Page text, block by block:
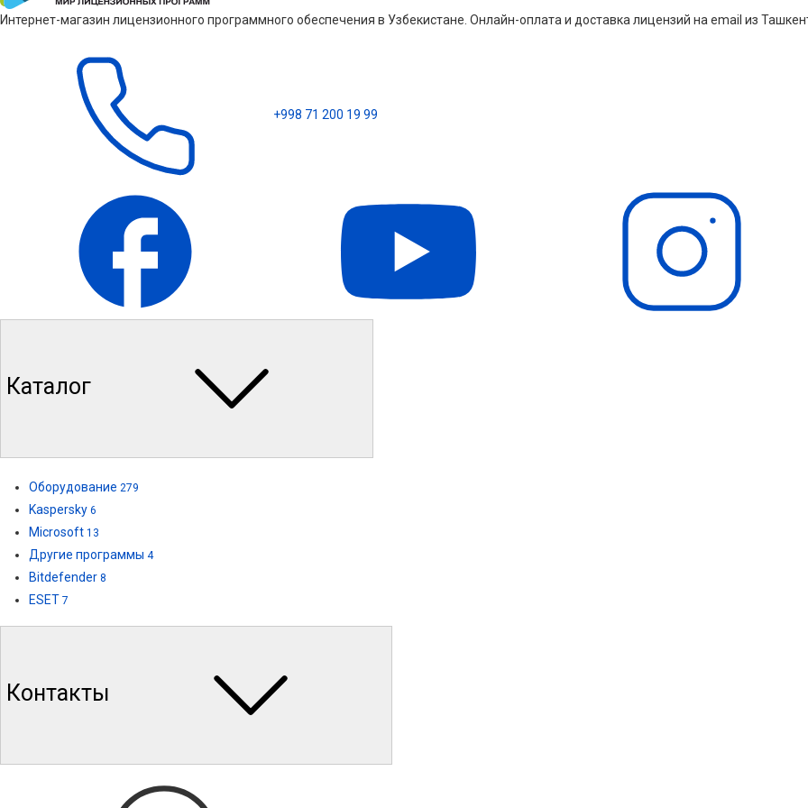
Интернет-магазин лицензионного программного обеспечения в Узбекистане. Онлайн-оплата и доставка лицензий на email из
+998 71 200 19 99
Каталог
Оборудование 279
Kaspersky 6
Microsoft 13
Другие программы 4
Bitdefender 8
ESET 7
Контакты